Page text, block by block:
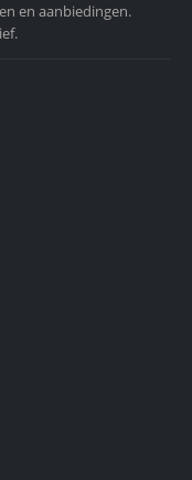
en aanbiedingen.